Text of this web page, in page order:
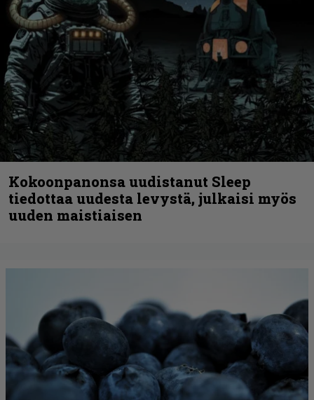
Kokoonpanonsa uudistanut Sleep
tiedottaa uudesta levystä, julkaisi myös
uuden maistiaisen